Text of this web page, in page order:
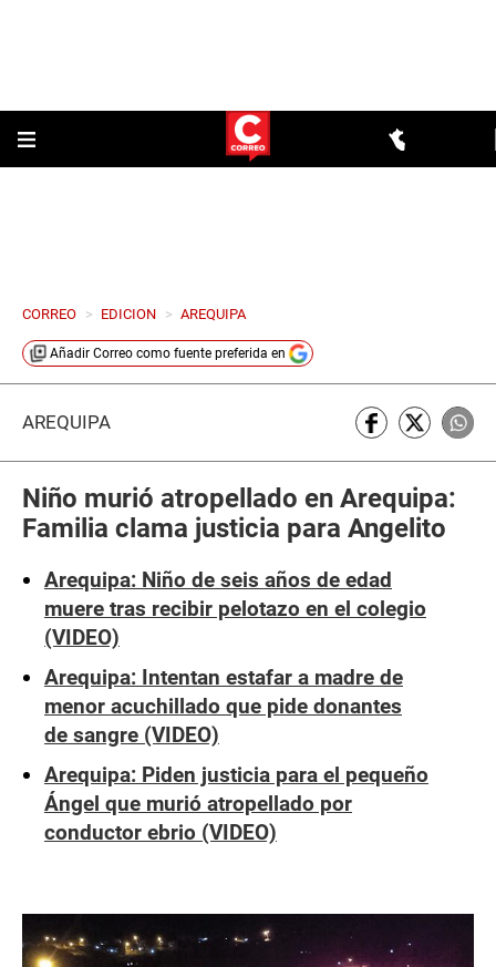
CORREO > EDICION > AREQUIPA
Añadir Correo como fuente preferida en
AREQUIPA
Niño murió atropellado en Arequipa:
Familia clama justicia para Angelito
Arequipa: Niño de seis años de edad
muere tras recibir pelotazo en el colegio
(VIDEO)
Arequipa: Intentan estafar a madre de
menor acuchillado que pide donantes
de sangre (VIDEO)
Arequipa: Piden justicia para el pequeño
Ángel que murió atropellado por
conductor ebrio (VIDEO)